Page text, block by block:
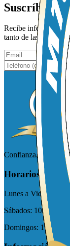
Suscríbete y
Recibe información
tanto de las noticias
Confianza,
Horarios de
Lunes a Viernes:
Sábados: 10:00 am -
Domingos: 10:00